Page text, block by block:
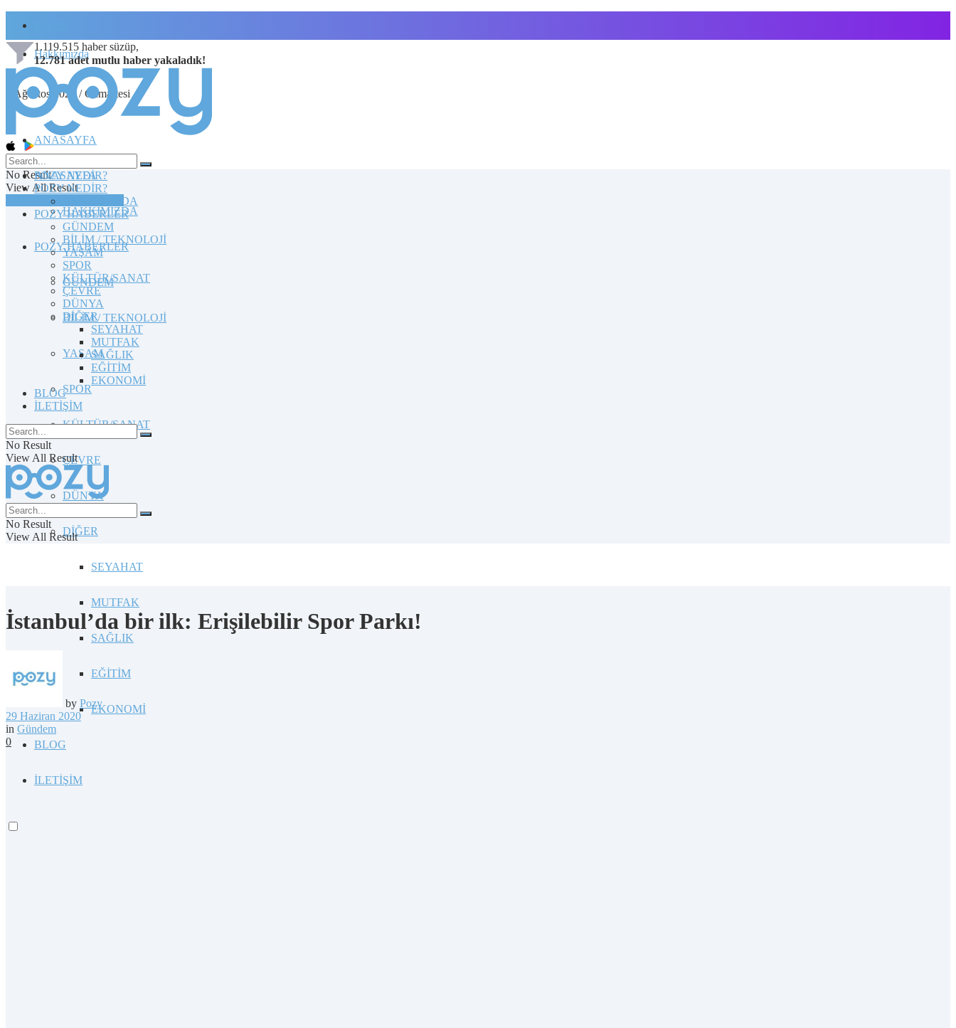
Hakkımızda
8 Ağustos 2026 / Cumartesi
1.119.515 haber süzüp,
12.781 adet mutlu haber yakaladık!
No Result
View All Result
TOPLULUĞA KATILIN
ANASAYFA
POZY NEDİR?
HAKKIMIZDA
POZY HABERLER
GÜNDEM
BİLİM / TEKNOLOJİ
YAŞAM
SPOR
KÜLTÜR/SANAT
ÇEVRE
DÜNYA
DİĞER
SEYAHAT
MUTFAK
SAĞLIK
EĞİTİM
EKONOMİ
BLOG
İLETİŞİM
ANASAYFA
POZY NEDİR?
HAKKIMIZDA
POZY HABERLER
GÜNDEM
BİLİM / TEKNOLOJİ
YAŞAM
SPOR
KÜLTÜR/SANAT
ÇEVRE
DÜNYA
DİĞER
SEYAHAT
MUTFAK
SAĞLIK
EĞİTİM
EKONOMİ
BLOG
İLETİŞİM
No Result
View All Result
No Result
View All Result
İstanbul’da bir ilk: Erişilebilir Spor Parkı!
by Pozy
29 Haziran 2020
in Gündem
0